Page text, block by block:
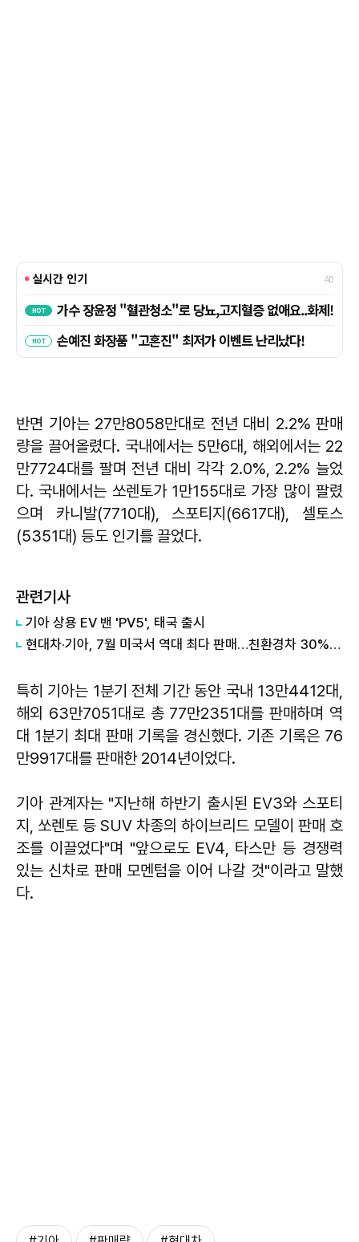
반면 기아는 27만8058만대로 전년 대비 2.2% 판매
량을 끌어올렸다. 국내에서는 5만6대, 해외에서는 22
만7724대를 팔며 전년 대비 각각 2.0%, 2.2% 늘었
다. 국내에서는 쏘렌토가 1만155대로 가장 많이 팔렸
으며 카니발(7710대), 스포티지(6617대), 셀토스
(5351대) 등도 인기를 끌었다.
관련기사
기아 상용 EV 밴 'PV5', 태국 출시
현대차·기아, 7월 미국서 역대 최다 판매…친환경차 30% 돌파
특히 기아는 1분기 전체 기간 동안 국내 13만4412대,
해외 63만7051대로 총 77만2351대를 판매하며 역
대 1분기 최대 판매 기록을 경신했다. 기존 기록은 76
만9917대를 판매한 2014년이었다.
기아 관계자는 "지난해 하반기 출시된 EV3와 스포티
지, 쏘렌토 등 SUV 차종의 하이브리드 모델이 판매 호
조를 이끌었다"며 "앞으로도 EV4, 타스만 등 경쟁력
있는 신차로 판매 모멘텀을 이어 나갈 것"이라고 말했
다.